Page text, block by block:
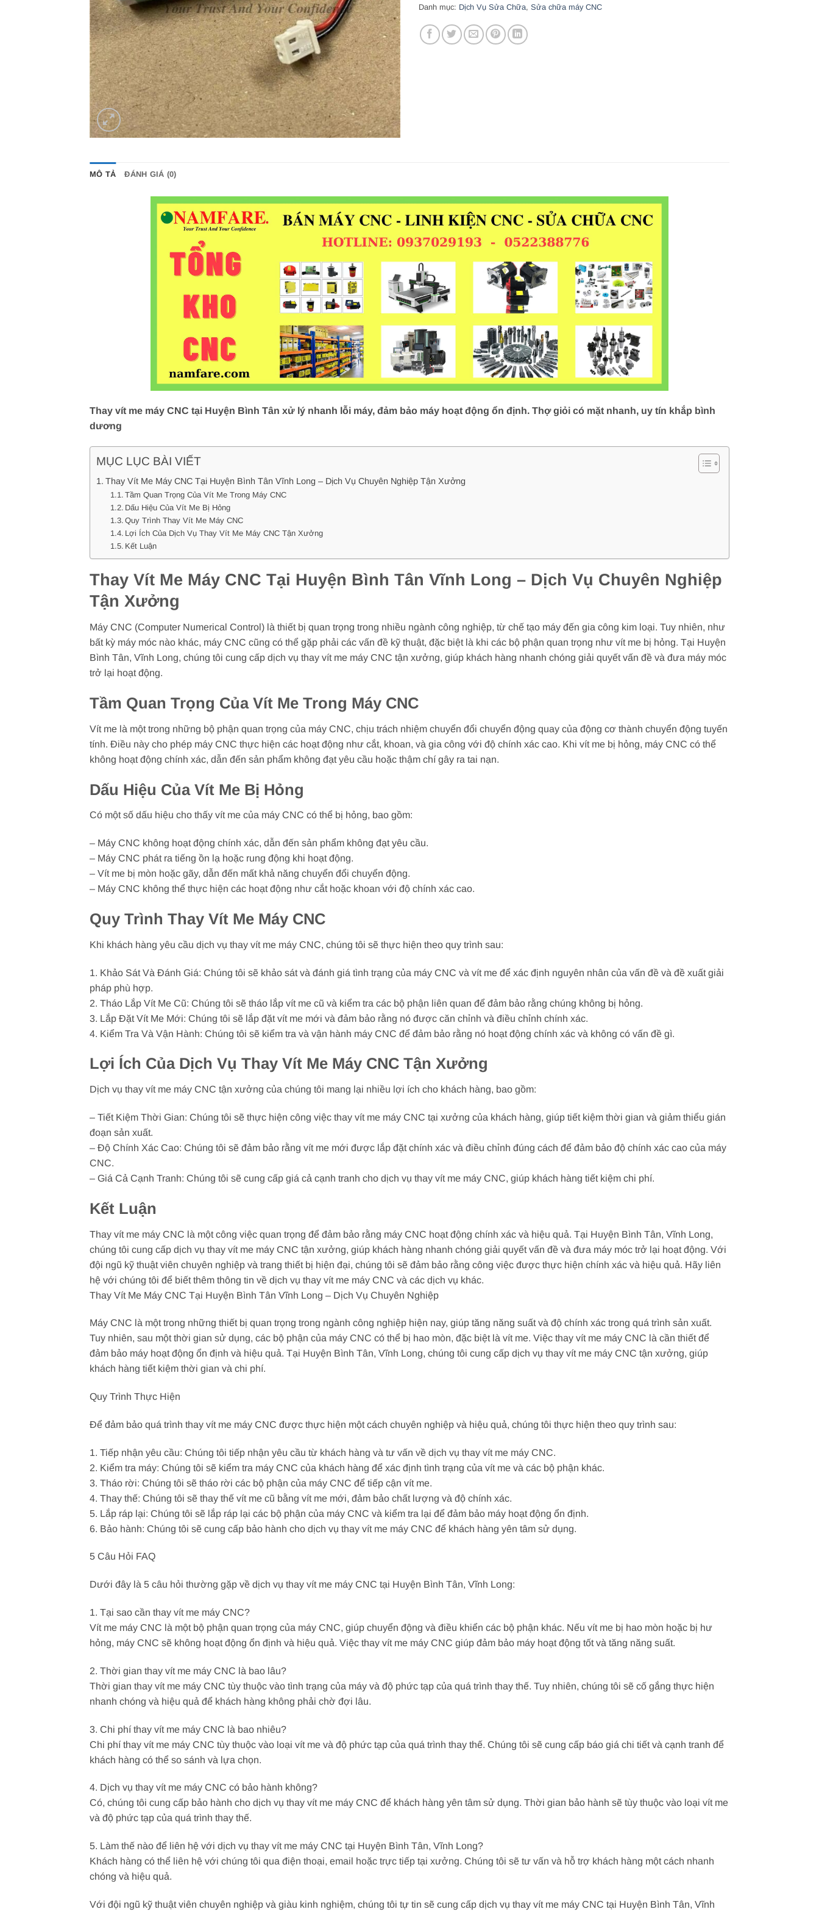
Danh mục: Dịch Vụ Sửa Chữa, Sửa chữa máy CNC
MÔ TẢ ĐÁNH GIÁ (0)
Thay vít me máy CNC tại Huyện Bình Tân xử lý nhanh lỗi máy, đảm bảo máy hoạt động ổn định. Thợ giỏi có mặt nhanh, uy tín khắp bình
dương
MỤC LỤC BÀI VIẾT
Thay Vít Me Máy CNC Tại Huyện Bình Tân Vĩnh Long – Dịch Vụ Chuyên Nghiệp Tận Xưởng
Tầm Quan Trọng Của Vít Me Trong Máy CNC
Dấu Hiệu Của Vít Me Bị Hỏng
Quy Trình Thay Vít Me Máy CNC
Lợi Ích Của Dịch Vụ Thay Vít Me Máy CNC Tận Xưởng
Kết Luận
Thay Vít Me Máy CNC Tại Huyện Bình Tân Vĩnh Long – Dịch Vụ Chuyên Nghiệp
Tận Xưởng
Máy CNC (Computer Numerical Control) là thiết bị quan trọng trong nhiều ngành công nghiệp, từ chế tạo máy đến gia công kim loại. Tuy nhiên, như
bất kỳ máy móc nào khác, máy CNC cũng có thể gặp phải các vấn đề kỹ thuật, đặc biệt là khi các bộ phận quan trọng như vít me bị hỏng. Tại Huyện
Bình Tân, Vĩnh Long, chúng tôi cung cấp dịch vụ thay vít me máy CNC tận xưởng, giúp khách hàng nhanh chóng giải quyết vấn đề và đưa máy móc
trở lại hoạt động.
Tầm Quan Trọng Của Vít Me Trong Máy CNC
Vít me là một trong những bộ phận quan trọng của máy CNC, chịu trách nhiệm chuyển đổi chuyển động quay của động cơ thành chuyển động tuyến
tính. Điều này cho phép máy CNC thực hiện các hoạt động như cắt, khoan, và gia công với độ chính xác cao. Khi vít me bị hỏng, máy CNC có thể
không hoạt động chính xác, dẫn đến sản phẩm không đạt yêu cầu hoặc thậm chí gây ra tai nạn.
Dấu Hiệu Của Vít Me Bị Hỏng
Có một số dấu hiệu cho thấy vít me của máy CNC có thể bị hỏng, bao gồm:
– Máy CNC không hoạt động chính xác, dẫn đến sản phẩm không đạt yêu cầu.
– Máy CNC phát ra tiếng ồn lạ hoặc rung động khi hoạt động.
– Vít me bị mòn hoặc gãy, dẫn đến mất khả năng chuyển đổi chuyển động.
– Máy CNC không thể thực hiện các hoạt động như cắt hoặc khoan với độ chính xác cao.
Quy Trình Thay Vít Me Máy CNC
Khi khách hàng yêu cầu dịch vụ thay vít me máy CNC, chúng tôi sẽ thực hiện theo quy trình sau:
1. Khảo Sát Và Đánh Giá: Chúng tôi sẽ khảo sát và đánh giá tình trạng của máy CNC và vít me để xác định nguyên nhân của vấn đề và đề xuất giải
pháp phù hợp.
2. Tháo Lắp Vít Me Cũ: Chúng tôi sẽ tháo lắp vít me cũ và kiểm tra các bộ phận liên quan để đảm bảo rằng chúng không bị hỏng.
3. Lắp Đặt Vít Me Mới: Chúng tôi sẽ lắp đặt vít me mới và đảm bảo rằng nó được căn chỉnh và điều chỉnh chính xác.
4. Kiểm Tra Và Vận Hành: Chúng tôi sẽ kiểm tra và vận hành máy CNC để đảm bảo rằng nó hoạt động chính xác và không có vấn đề gì.
Lợi Ích Của Dịch Vụ Thay Vít Me Máy CNC Tận Xưởng
Dịch vụ thay vít me máy CNC tận xưởng của chúng tôi mang lại nhiều lợi ích cho khách hàng, bao gồm:
– Tiết Kiệm Thời Gian: Chúng tôi sẽ thực hiện công việc thay vít me máy CNC tại xưởng của khách hàng, giúp tiết kiệm thời gian và giảm thiểu gián
đoạn sản xuất.
– Độ Chính Xác Cao: Chúng tôi sẽ đảm bảo rằng vít me mới được lắp đặt chính xác và điều chỉnh đúng cách để đảm bảo độ chính xác cao của máy
CNC.
– Giá Cả Cạnh Tranh: Chúng tôi sẽ cung cấp giá cả cạnh tranh cho dịch vụ thay vít me máy CNC, giúp khách hàng tiết kiệm chi phí.
Kết Luận
Thay vít me máy CNC là một công việc quan trọng để đảm bảo rằng máy CNC hoạt động chính xác và hiệu quả. Tại Huyện Bình Tân, Vĩnh Long,
chúng tôi cung cấp dịch vụ thay vít me máy CNC tận xưởng, giúp khách hàng nhanh chóng giải quyết vấn đề và đưa máy móc trở lại hoạt động. Với
đội ngũ kỹ thuật viên chuyên nghiệp và trang thiết bị hiện đại, chúng tôi sẽ đảm bảo rằng công việc được thực hiện chính xác và hiệu quả. Hãy liên
hệ với chúng tôi để biết thêm thông tin về dịch vụ thay vít me máy CNC và các dịch vụ khác.
Thay Vít Me Máy CNC Tại Huyện Bình Tân Vĩnh Long – Dịch Vụ Chuyên Nghiệp
Máy CNC là một trong những thiết bị quan trọng trong ngành công nghiệp hiện nay, giúp tăng năng suất và độ chính xác trong quá trình sản xuất.
Tuy nhiên, sau một thời gian sử dụng, các bộ phận của máy CNC có thể bị hao mòn, đặc biệt là vít me. Việc thay vít me máy CNC là cần thiết để
đảm bảo máy hoạt động ổn định và hiệu quả. Tại Huyện Bình Tân, Vĩnh Long, chúng tôi cung cấp dịch vụ thay vít me máy CNC tận xưởng, giúp
khách hàng tiết kiệm thời gian và chi phí.
Quy Trình Thực Hiện
Để đảm bảo quá trình thay vít me máy CNC được thực hiện một cách chuyên nghiệp và hiệu quả, chúng tôi thực hiện theo quy trình sau:
1. Tiếp nhận yêu cầu: Chúng tôi tiếp nhận yêu cầu từ khách hàng và tư vấn về dịch vụ thay vít me máy CNC.
2. Kiểm tra máy: Chúng tôi sẽ kiểm tra máy CNC của khách hàng để xác định tình trạng của vít me và các bộ phận khác.
3. Tháo rời: Chúng tôi sẽ tháo rời các bộ phận của máy CNC để tiếp cận vít me.
4. Thay thế: Chúng tôi sẽ thay thế vít me cũ bằng vít me mới, đảm bảo chất lượng và độ chính xác.
5. Lắp ráp lại: Chúng tôi sẽ lắp ráp lại các bộ phận của máy CNC và kiểm tra lại để đảm bảo máy hoạt động ổn định.
6. Bảo hành: Chúng tôi sẽ cung cấp bảo hành cho dịch vụ thay vít me máy CNC để khách hàng yên tâm sử dụng.
5 Câu Hỏi FAQ
Dưới đây là 5 câu hỏi thường gặp về dịch vụ thay vít me máy CNC tại Huyện Bình Tân, Vĩnh Long:
1. Tại sao cần thay vít me máy CNC?
Vít me máy CNC là một bộ phận quan trọng của máy CNC, giúp chuyển động và điều khiển các bộ phận khác. Nếu vít me bị hao mòn hoặc bị hư
hỏng, máy CNC sẽ không hoạt động ổn định và hiệu quả. Việc thay vít me máy CNC giúp đảm bảo máy hoạt động tốt và tăng năng suất.
2. Thời gian thay vít me máy CNC là bao lâu?
Thời gian thay vít me máy CNC tùy thuộc vào tình trạng của máy và độ phức tạp của quá trình thay thế. Tuy nhiên, chúng tôi sẽ cố gắng thực hiện
nhanh chóng và hiệu quả để khách hàng không phải chờ đợi lâu.
3. Chi phí thay vít me máy CNC là bao nhiêu?
Chi phí thay vít me máy CNC tùy thuộc vào loại vít me và độ phức tạp của quá trình thay thế. Chúng tôi sẽ cung cấp báo giá chi tiết và cạnh tranh để
khách hàng có thể so sánh và lựa chọn.
4. Dịch vụ thay vít me máy CNC có bảo hành không?
Có, chúng tôi cung cấp bảo hành cho dịch vụ thay vít me máy CNC để khách hàng yên tâm sử dụng. Thời gian bảo hành sẽ tùy thuộc vào loại vít me
và độ phức tạp của quá trình thay thế.
5. Làm thế nào để liên hệ với dịch vụ thay vít me máy CNC tại Huyện Bình Tân, Vĩnh Long?
Khách hàng có thể liên hệ với chúng tôi qua điện thoại, email hoặc trực tiếp tại xưởng. Chúng tôi sẽ tư vấn và hỗ trợ khách hàng một cách nhanh
chóng và hiệu quả.
Với đội ngũ kỹ thuật viên chuyên nghiệp và giàu kinh nghiệm, chúng tôi tự tin sẽ cung cấp dịch vụ thay vít me máy CNC tại Huyện Bình Tân, Vĩnh